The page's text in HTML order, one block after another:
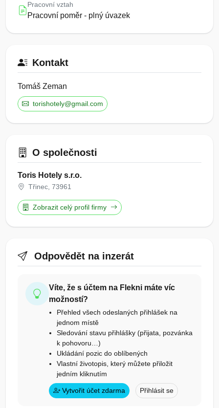
Pracovní vztah
Pracovní poměr - plný úvazek
Kontakt
Tomáš Zeman
torishotely@gmail.com
O společnosti
Toris Hotely s.r.o.
Třinec, 73961
Zobrazit celý profil firmy
Odpovědět na inzerát
Víte, že s účtem na Flekni máte víc
možností?
Přehled všech odeslaných přihlášek na
jednom místě
Sledování stavu přihlášky (přijata, pozvánka
k pohovoru…)
Ukládání pozic do oblíbených
Vlastní životopis, který můžete přiložit
jedním kliknutím
Vytvořit účet zdarma Přihlásit se